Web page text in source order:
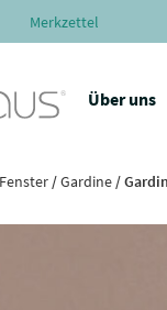
Merkzettel
Über uns
Fenster/Gardine/